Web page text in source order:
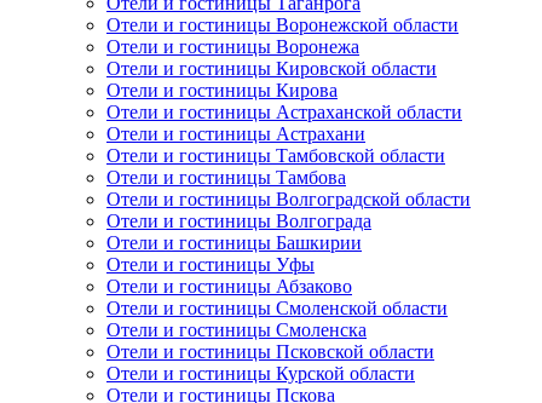
Отели и гостиницы Воронежской области
Отели и гостиницы Воронежа
Отели и гостиницы Кировской области
Отели и гостиницы Кирова
Отели и гостиницы Астраханской области
Отели и гостиницы Астрахани
Отели и гостиницы Тамбовской области
Отели и гостиницы Тамбова
Отели и гостиницы Волгоградской области
Отели и гостиницы Волгограда
Отели и гостиницы Башкирии
Отели и гостиницы Уфы
Отели и гостиницы Абзаково
Отели и гостиницы Смоленской области
Отели и гостиницы Смоленска
Отели и гостиницы Псковской области
Отели и гостиницы Курской области
Отели и гостиницы Пскова